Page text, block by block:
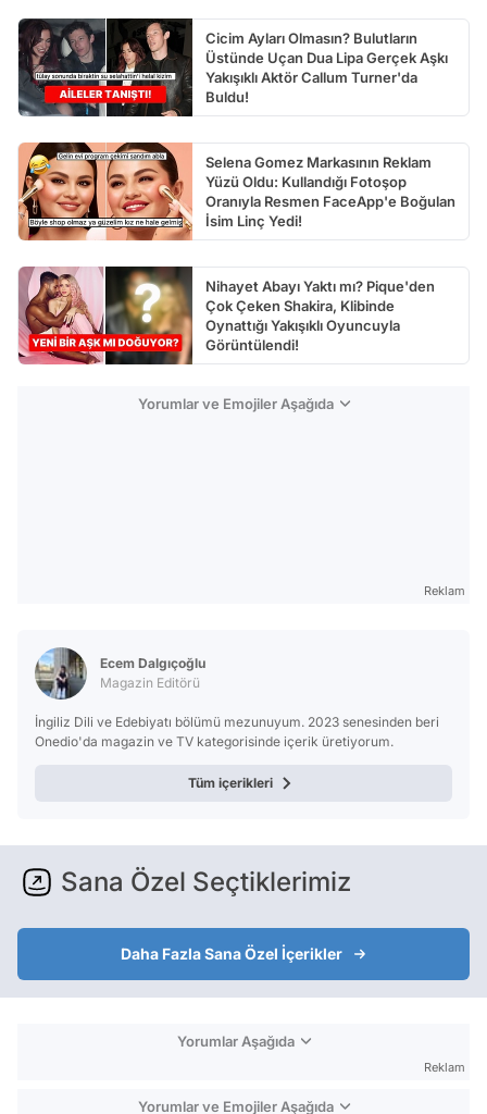
Cicim Ayları Olmasın? Bulutların
Üstünde Uçan Dua Lipa Gerçek Aşkı
Yakışıklı Aktör Callum Turner'da
Buldu!
Selena Gomez Markasının Reklam
Yüzü Oldu: Kullandığı Fotoşop
Oranıyla Resmen FaceApp'e Boğulan
İsim Linç Yedi!
Nihayet Abayı Yaktı mı? Pique'den
Çok Çeken Shakira, Klibinde
Oynattığı Yakışıklı Oyuncuyla
Görüntülendi!
Yorumlar ve Emojiler Aşağıda
Reklam
Ecem Dalgıçoğlu
Magazin Editörü
İngiliz Dili ve Edebiyatı bölümü mezunuyum. 2023 senesinden beri
Onedio'da magazin ve TV kategorisinde içerik üretiyorum.
Tüm içerikleri
Sana Özel Seçtiklerimiz
Daha Fazla Sana Özel İçerikler
Yorumlar Aşağıda
Reklam
Yorumlar ve Emojiler Aşağıda